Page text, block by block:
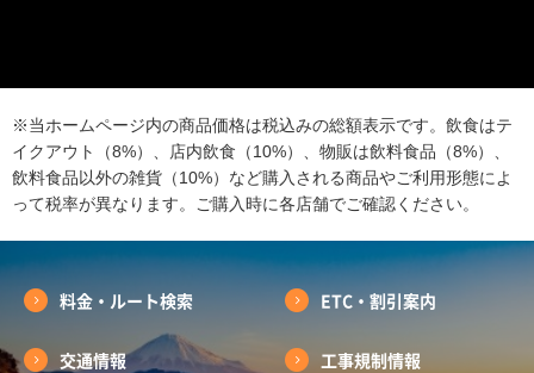
※当ホームページ内の商品価格は税込みの総額表示です。飲食はテ
イクアウト（8%）、店内飲食（10%）、物販は飲料食品（8%）、
飲料食品以外の雑貨（10%）など購入される商品やご利用形態によ
って税率が異なります。ご購入時に各店舗でご確認ください。
料金・ルート検索 ETC・割引案内
交通情報 工事規制情報